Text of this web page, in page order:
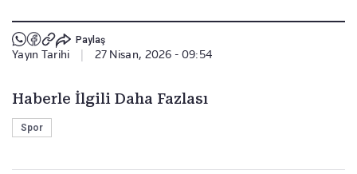
Paylaş
Yayın Tarihi 27 Nisan, 2026 - 09:54
Haberle İlgili Daha Fazlası
Spor